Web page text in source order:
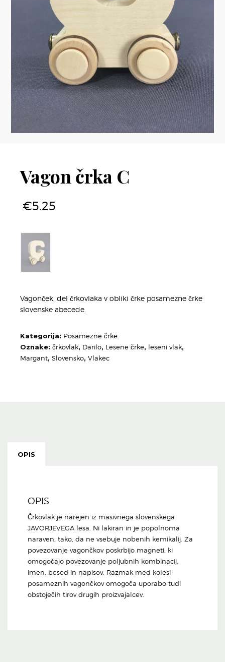
Vagon črka C
€5.25
Vagonček, del črkovlaka v obliki črke posamezne črke
slovenske abecede.
Kategorija: Posamezne črke
Oznake: črkovlak, Darilo, Lesene črke, leseni vlak,
Margant, Slovensko, Vlakec
OPIS
OPIS
Črkovlak je narejen iz masivnega slovenskega
JAVORJEVEGA lesa. Ni lakiran in je popolnoma
naraven, tako, da ne vsebuje nobenih kemikalij. Za
povezovanje vagončkov poskrbijo magneti, ki
omogočajo povezovanje poljubnih kombinacij,
imen, besed in napisov. Razmak med kolesi
posameznih vagončkov omogoča uporabo tudi
obstoječih tirov drugih proizvajalcev.